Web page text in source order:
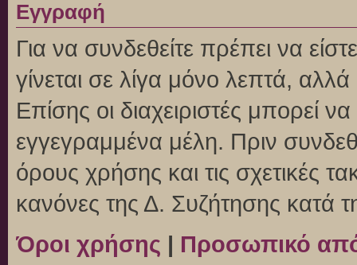
Εγγραφή
Για να συνδεθείτε πρέπει να
γίνεται σε λίγα μόνο λεπτά,
Επίσης οι διαχειριστές μπορεί
εγγεγραμμένα μέλη. Πριν
όρους χρήσης και τις σχετικές
κανόνες της Δ. Συζήτησης κατά
Όροι χρήσης | Προσωπικό